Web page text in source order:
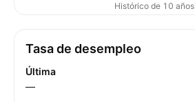
Histórico de 10 años
Tasa de desempleo
Última
—